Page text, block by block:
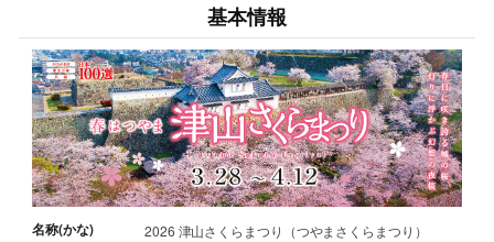
基本情報
名称(かな) 2026 津山さくらまつり（つやまさくらまつり）